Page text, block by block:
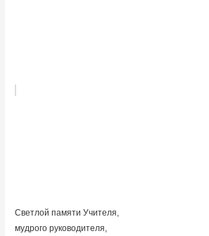
Светлой памяти Учителя,
мудрого руководителя,